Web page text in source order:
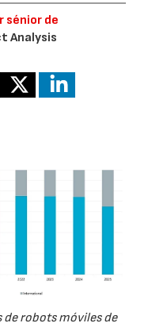
sénior de
Analysis
robots móviles de